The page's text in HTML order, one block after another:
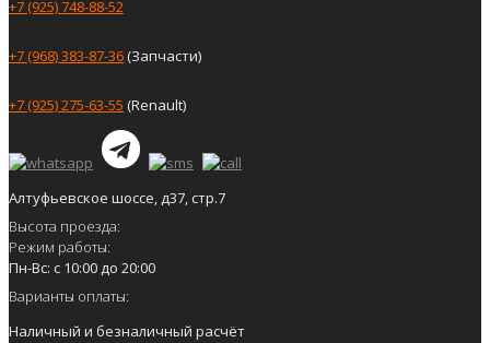
+7 (925) 748-88-52
+7 (968) 383-87-36(Запчасти)
+7 (925) 275-63-55 (Renault)
Алтуфьевское шоссе, д37, стр.7
Высота проезда:
Режим работы:
Пн-Вс: с 10:00 до 20:00
Варианты оплаты:
Наличный и безналичный расчёт